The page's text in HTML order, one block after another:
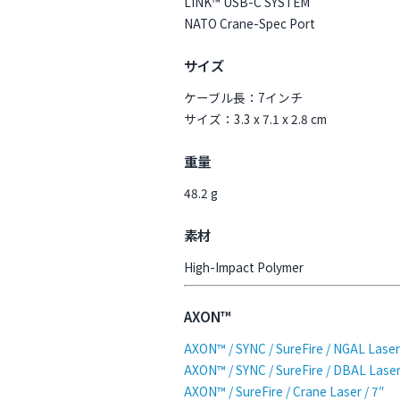
NATO Crane-Spec Port
サイズ
ケーブル長：7インチ
サイズ：3.3 x 7.1 x 2.8 cm
重量
48.2 g
素材
High-Impact Polymer
AXON™
AXON™ / SYNC / SureFire / NGAL
AXON™ / SYNC / SureFire / DBAL
AXON™ / SureFire / Crane Laser / 7″